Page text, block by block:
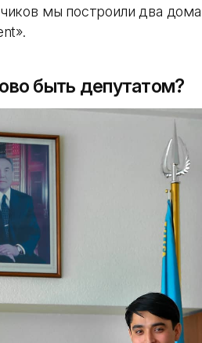
мы построили два
быть депутатом?